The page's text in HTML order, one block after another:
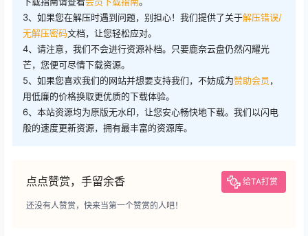
3、如果您在解压时遇到问题，别担心！我们提供了关于解压错误/
无解压密码文档，让您轻松应对。
4、请注意，我们不会进行资源补档。只要鹿奈云盘仍然闪耀光
芒，您便可尽情下载资源。
5、如果您喜欢我们的网站并想要支持我们，不妨成为赞助会员，
用低廉的价格换取更优质的下载体验。
6、本站资源均为原版无水印，让您安心畅快地下载。我们以闪电
般的速度更新资源，拥有最丰富的资源库。
点点赞赏，手留余香 给TA打赏
还没有人赞赏，快来当第一个赞赏的人吧！